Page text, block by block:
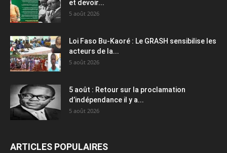
et devoir...
5 août 2026
Loi Faso Bu-Kaoré : Le GRASH sensibilise les
acteurs de la...
5 août 2026
5 août : Retour sur la proclamation
d’indépendance il y a...
5 août 2026
ARTICLES POPULAIRES